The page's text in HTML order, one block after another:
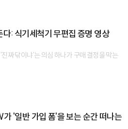
: 식기세척기 무편집 증명 영상
짜 닦이냐'는 의심 하나가 구매 결정을 막는
'일반 가입 폼'을 보는 순간 떠나는